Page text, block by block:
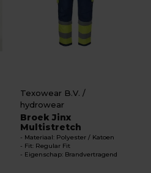
Texowear B.V. /
hydrowear
Broek Jinx
Multistretch
Materiaal: Polyester / Katoen
Fit: Regular Fit
Eigenschap: Brandvertragend